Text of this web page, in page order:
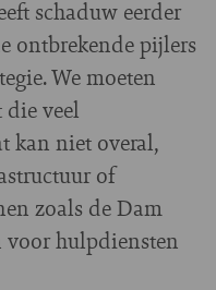
schaduw eerder
ontbrekende pijlers
We moeten
veel
kan niet overal,
of
zoals de Dam
hulpdiensten